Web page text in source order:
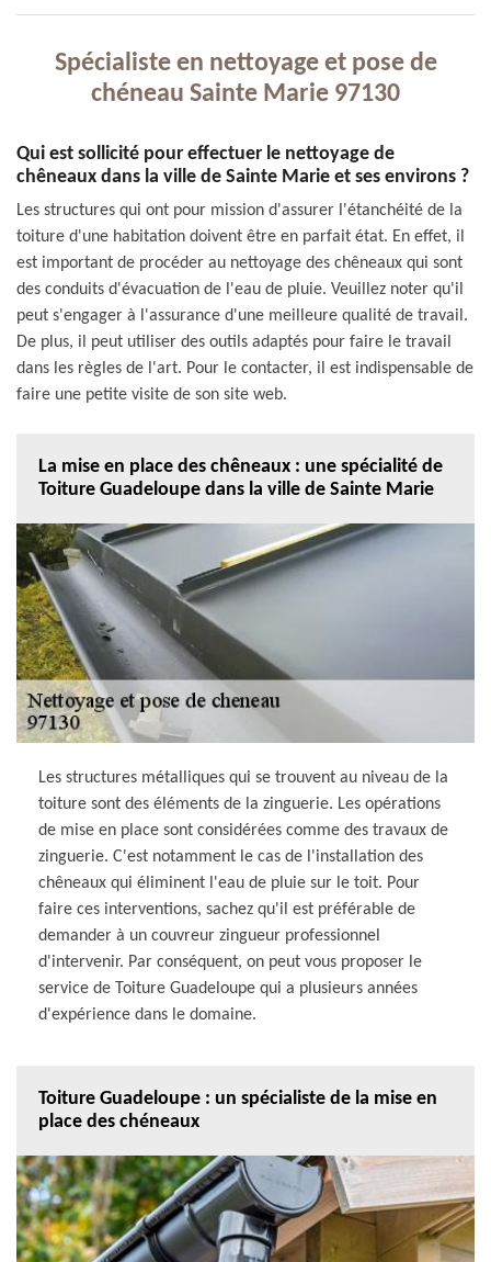
Spécialiste en nettoyage et pose de
chéneau Sainte Marie 97130
Qui est sollicité pour effectuer le nettoyage de
chêneaux dans la ville de Sainte Marie et ses environs ?
Les structures qui ont pour mission d'assurer l'étanchéité de la
toiture d'une habitation doivent être en parfait état. En effet, il
est important de procéder au nettoyage des chêneaux qui sont
des conduits d'évacuation de l'eau de pluie. Veuillez noter qu'il
peut s'engager à l'assurance d'une meilleure qualité de travail.
De plus, il peut utiliser des outils adaptés pour faire le travail
dans les règles de l'art. Pour le contacter, il est indispensable de
faire une petite visite de son site web.
La mise en place des chêneaux : une spécialité de
Toiture Guadeloupe dans la ville de Sainte Marie
Les structures métalliques qui se trouvent au niveau de la
toiture sont des éléments de la zinguerie. Les opérations
de mise en place sont considérées comme des travaux de
zinguerie. C'est notamment le cas de l'installation des
chêneaux qui éliminent l'eau de pluie sur le toit. Pour
faire ces interventions, sachez qu'il est préférable de
demander à un couvreur zingueur professionnel
d'intervenir. Par conséquent, on peut vous proposer le
service de Toiture Guadeloupe qui a plusieurs années
d'expérience dans le domaine.
Toiture Guadeloupe : un spécialiste de la mise en
place des chéneaux